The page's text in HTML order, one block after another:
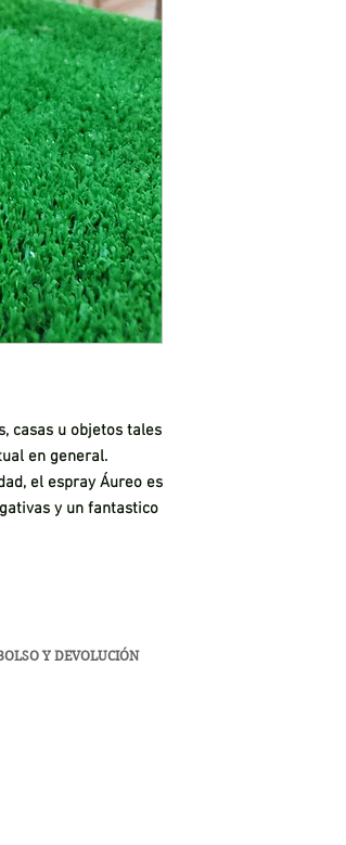
casas u objetos tales
en general.
el espray Áureo es
y un fantastico
Y DEVOLUCIÓN